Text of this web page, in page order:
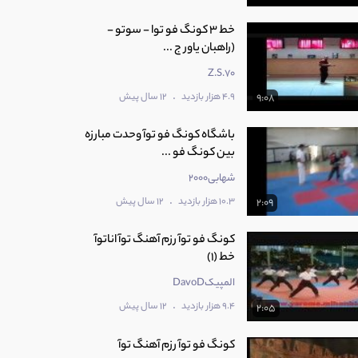
9:08
خط 3 کونگ فو توا - سوتو -
(راهبان یاور ج ...
Z.S.70
4.9 هزار بازدید . 12 سال پیش
2:09
باشگاه کونگ فو توآ وحدت مبارزه
بین کونگ فو ...
شهابی2000
10.3 هزار بازدید . 12 سال پیش
2:05
کونگ فو توآ رزم آهنگ توآ اناتوآ
خط (1)
المپیکDavoD
9.4 هزار بازدید . 12 سال پیش
کونگ فو توآ رزم آهنگ توآ